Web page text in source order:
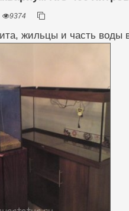
9374
жильцы и часть воды